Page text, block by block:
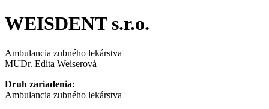
WEISDENT s.r.o.
Ambulancia zubného lekárstva
MUDr. Edita Weiserová
Druh zariadenia:
Ambulancia zubného lekárstva